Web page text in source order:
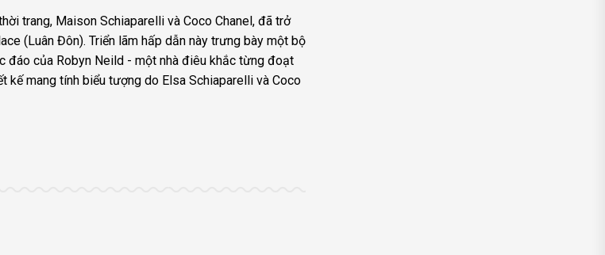
trang, Maison Schiaparelli và Coco Chanel, đã trở
(Luân Đôn). Triển lãm hấp dẫn này trưng bày một bộ
của Robyn Neild - một nhà điêu khắc từng đoạt
kế mang tính biểu tượng do Elsa Schiaparelli và Coco